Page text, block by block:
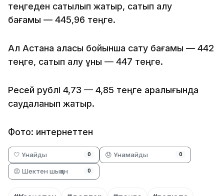
теңгеден сатылып жатыр, сатып алу
бағамы — 445,96 теңге.
Ал Астана қаласы бойынша сату бағамы — 442
теңге, сатып алу құны — 447 теңге.
Ресей рублі 4,73 — 4,85 теңге аралығында
саудаланып жатыр.
Фото: интернеттен
🤍 Ұнайды 0 😞 Ұнамайды 0
😡 Шектен шыққан 0